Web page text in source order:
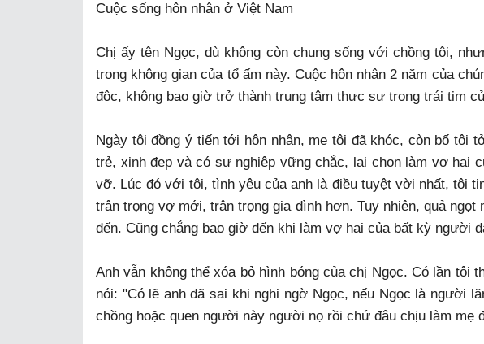
Cuộc sống hôn nhân ở Việt Nam
Chị ấy tên Ngọc, dù không còn chung sống với chồng tôi,
trong không gian của tổ ấm này. Cuộc hôn nhân 2 năm của
độc, không bao giờ trở thành trung tâm thực sự trong trái tim
Ngày tôi đồng ý tiến tới hôn nhân, mẹ tôi đã khóc, còn bố tôi
trẻ, xinh đẹp và có sự nghiệp vững chắc, lại chọn làm vợ hai
vỡ. Lúc đó với tôi, tình yêu của anh là điều tuyệt vời nhất, tôi
trân trọng vợ mới, trân trọng gia đình hơn. Tuy nhiên, quả ngọt
đến. Cũng chẳng bao giờ đến khi làm vợ hai của bất kỳ người
Anh vẫn không thể xóa bỏ hình bóng của chị Ngọc. Có lần tôi
nói: "Có lẽ anh đã sai khi nghi ngờ Ngọc, nếu Ngọc là người
chồng hoặc quen người này người nọ rồi chứ đâu chịu làm mẹ